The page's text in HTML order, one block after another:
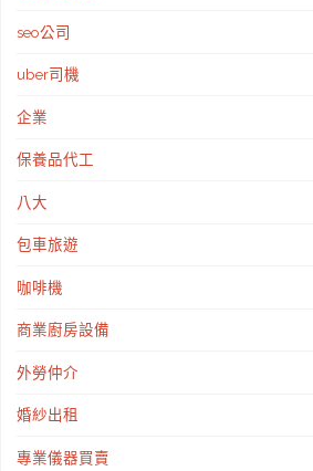
seo公司
uber司機
企業
保養品代工
八大
包車旅遊
咖啡機
商業廚房設備
外勞仲介
婚紗出租
專業儀器買賣